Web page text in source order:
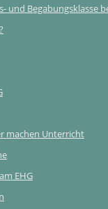
und Begabungsklasse
machen Unterricht
EHG